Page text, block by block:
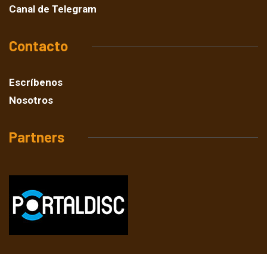
Canal de Telegram
Contacto
Escríbenos
Nosotros
Partners